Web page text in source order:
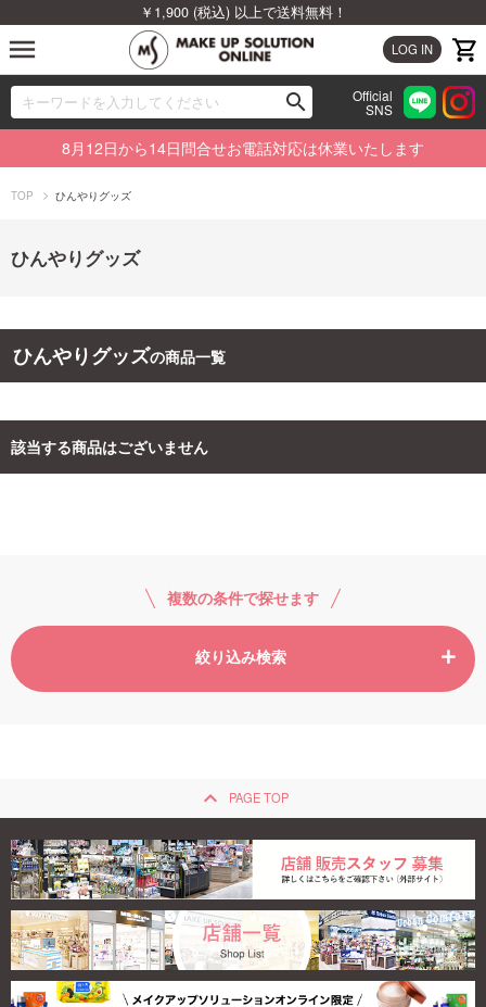
￥1,900 (税込) 以上で送料無料！
LOG IN
menu
search
00
Official
SNS
ブランドから探す
カテゴリから探す
特集から探す
8月12日から14日問合せお電話対応は休業いたします
TOP ひんやりグッズ
ひんやりグッズ
ひんやりグッズの商品一覧
該当する商品はございません
複数の条件で探せます
絞り込み検索
keyboard_arrow_up PAGE TOP